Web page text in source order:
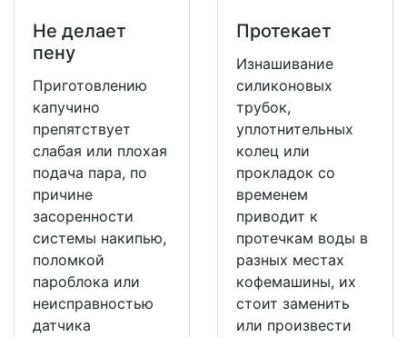
Не делает
пену
Приготовлению
капучино
препятствует
слабая или плохая
подача пара, по
причине
засоренности
системы накипью,
поломкой
пароблока или
неисправностью
датчика
Протекает
Изнашивание
силиконовых
трубок,
уплотнительных
колец или
прокладок со
временем
приводит к
протечкам воды в
разных местах
кофемашины, их
стоит заменить
или произвести